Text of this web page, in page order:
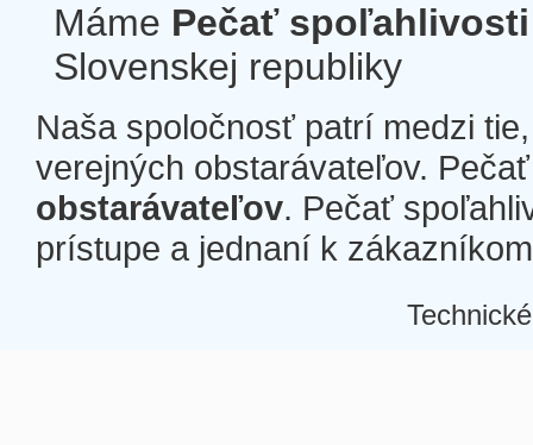
Máme Pečať spoľahlivosti
Slovenskej republiky
Naša spoločnosť patrí medzi
verejných obstarávateľov.
obstarávateľov. Pečať
prístupe a jednaní k